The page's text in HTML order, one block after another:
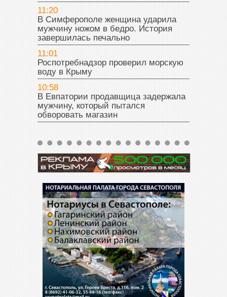
11:20
В Симферополе женщина ударила
мужчину ножом в бедро. История
завершилась печально
11:01
Роспотребнадзор проверил морскую
воду в Крыму
10:58
В Евпатории продавщица задержала
мужчину, который пытался
обворовать магазин